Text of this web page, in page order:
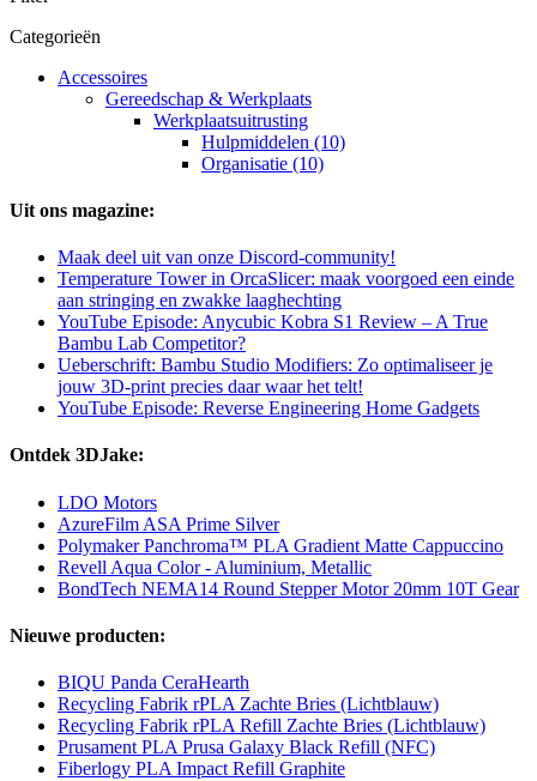
Categorieën
Accessoires
Gereedschap & Werkplaats
Werkplaatsuitrusting
Hulpmiddelen (10)
Organisatie (10)
Uit ons magazine:
Maak deel uit van onze Discord-community!
Temperature Tower in OrcaSlicer: maak voorgoed een einde
aan stringing en zwakke laaghechting
YouTube Episode: Anycubic Kobra S1 Review – A True
Bambu Lab Competitor?
Ueberschrift: Bambu Studio Modifiers: Zo optimaliseer je
jouw 3D-print precies daar waar het telt!
YouTube Episode: Reverse Engineering Home Gadgets
Ontdek 3DJake:
LDO Motors
AzureFilm ASA Prime Silver
Polymaker Panchroma™ PLA Gradient Matte Cappuccino
Revell Aqua Color - Aluminium, Metallic
BondTech NEMA14 Round Stepper Motor 20mm 10T Gear
Nieuwe producten:
BIQU Panda CeraHearth
Recycling Fabrik rPLA Zachte Bries (Lichtblauw)
Recycling Fabrik rPLA Refill Zachte Bries (Lichtblauw)
Prusament PLA Prusa Galaxy Black Refill (NFC)
Fiberlogy PLA Impact Refill Graphite